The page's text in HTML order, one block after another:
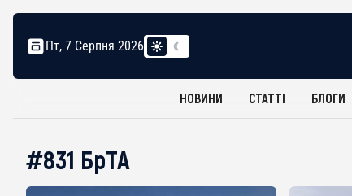
Пт, 7 Серпня 2026
НОВИНИ СТАТТІ БЛОГИ
#831 БрТА